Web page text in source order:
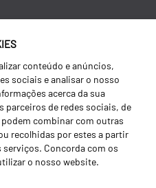
conteúdo e anúncios,
sociais e analisar o nosso
acerca da sua
parceiros de redes sociais, de
combinar com outras
recolhidas por estes a partir
Concorda com os
o nosso website.